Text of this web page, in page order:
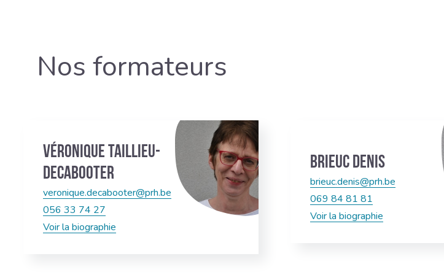
Nos formateurs
Véronique Taillieu-
Decabooter
veronique.decabooter@prh.be
056 33 74 27
Voir la biographie
Brieuc DENIS
brieuc.denis@prh.be
069 84 81 81
Voir la biographie